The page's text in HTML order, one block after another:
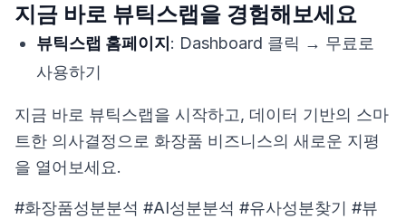
지금 바로 뷰틱스랩을 경험해보세요
뷰틱스랩 홈페이지 : Dashboard 클릭 → 무료로
사용하기
지금 바로 뷰틱스랩을 시작하고, 데이터 기반의 스마
트한 의사결정으로 화장품 비즈니스의 새로운 지평
을 열어보세요.
#화장품성분분석 #AI성분분석 #유사성분찾기 #뷰